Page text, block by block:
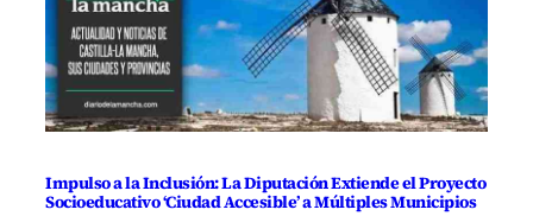
Impulso a la Inclusión: La Diputación Extiende el Proyecto
Socioeducativo ‘Ciudad Accesible’ a Múltiples Municipios